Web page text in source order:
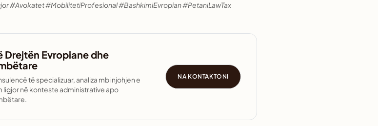
#Avokatet #MobilitetiProfesional #BashkimiEvropian #PetaniLawTax
Drejtën Evropiane dhe
të specializuar, analiza mbi njohjen e
në konteste administrative apo
NA KONTAKTONI